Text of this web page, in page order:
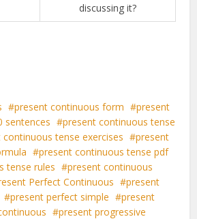
discussing it?
present continuous form
present
sentences
present continuous tense
continuous tense exercises
present
present continuous tense pdf
tense rules
present continuous
Perfect Continuous
present
present perfect simple
present
present progressive